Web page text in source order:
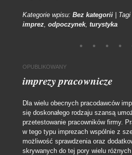
Kategorie wpisu: Bez kategorii |
imprez, odpoczynek, turystyka
OPUBLIKOWANY
imprezy pracownicze
Dla wielu obecnych pracodawców
się doskonałego rodzaju szansą
przetestowanie pracowników firmy.
w tego typu imprezach wspólnie z
możliwość sprawdzenia oraz
skrywanych do tej pory wielu